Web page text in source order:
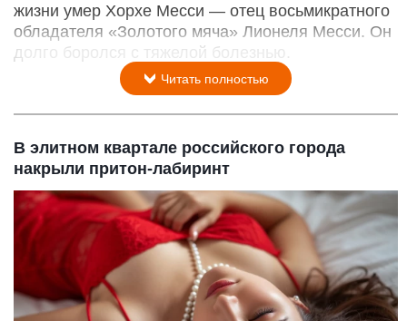
жизни умер Хорхе Месси — отец восьмикратного
обладателя «Золотого мяча» Лионеля Месси. Он
долго боролся с тяжелой болезнью.
Читать полностью
В элитном квартале российского города
накрыли притон-лабиринт